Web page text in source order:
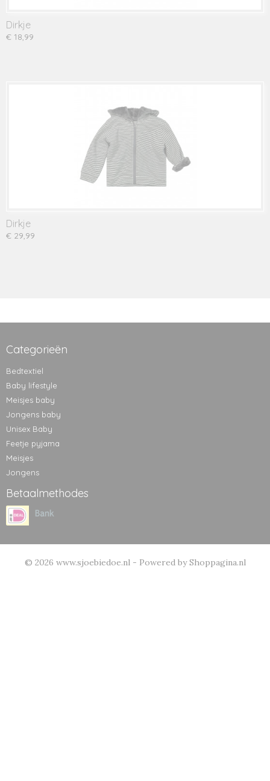
Dirkje
€ 18,99
Dirkje
€ 29,99
Categorieën
Bedtextiel
Baby lifestyle
Meisjes baby
Jongens baby
Unisex Baby
Feetje pyjama
Meisjes
Jongens
Betaalmethodes
© 2026 www.sjoebiedoe.nl - Powered by Shoppagina.nl